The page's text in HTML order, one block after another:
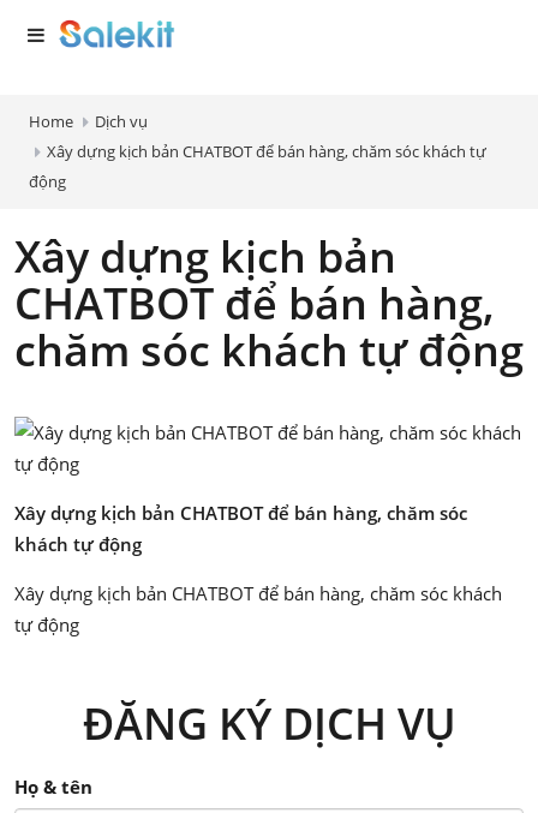
Home
Dịch vụ
Xây dựng kịch bản CHATBOT để bán hàng, chăm sóc khách tự
động
Xây dựng kịch bản
CHATBOT để bán hàng,
chăm sóc khách tự động
Xây dựng kịch bản CHATBOT để bán hàng, chăm sóc
khách tự động
Xây dựng kịch bản CHATBOT để bán hàng, chăm sóc khách
tự động
ĐĂNG KÝ DỊCH VỤ
Họ & tên